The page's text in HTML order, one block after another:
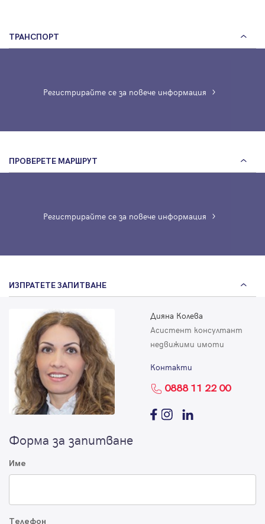
ТРАНСПОРТ
Регистрирайте се за повече информация
ПРОВЕРЕТЕ МАРШРУТ
Регистрирайте се за повече информация
ИЗПРАТЕТЕ ЗАПИТВАНЕ
Дияна Колева
Асистент консултант
недвижими имоти
Контакти
0888 11 22 00
Форма за запитване
Име
Телефон